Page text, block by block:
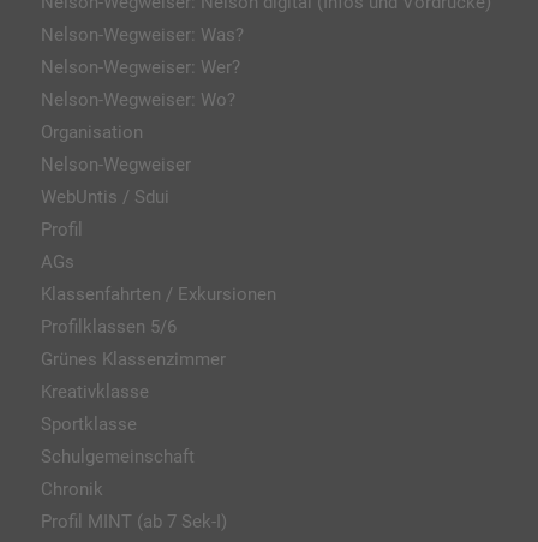
Nelson-Wegweiser: Was?
Nelson-Wegweiser: Wer?
Nelson-Wegweiser: Wo?
Organisation
Nelson-Wegweiser
WebUntis / Sdui
Profil
AGs
Klassenfahrten / Exkursionen
Profilklassen 5/6
Grünes Klassenzimmer
Kreativklasse
Sportklasse
Schulgemeinschaft
Chronik
Profil MINT (ab 7 Sek-I)